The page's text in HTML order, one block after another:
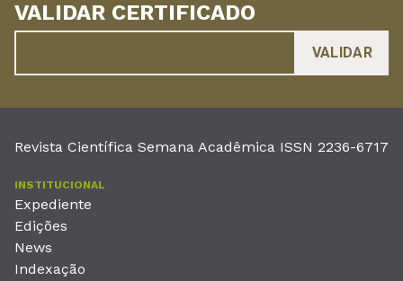
VALIDAR CERTIFICADO
Revista Científica Semana Acadêmica ISSN 2236-6717
INSTITUCIONAL
Expediente
Edições
News
Indexação